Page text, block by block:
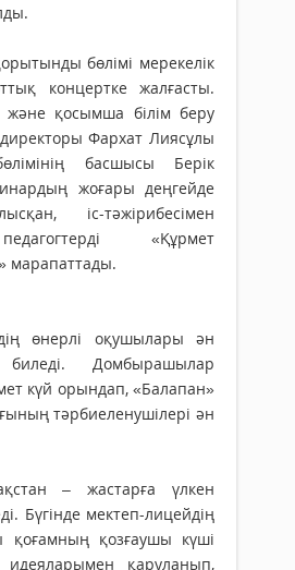
бөлімі мерекелік
концертке жалғасты.
және қосымша білім беру
Фархат Лиясұлы
басшысы Берік
жоғары деңгейде
іс-тәжірибесімен
«Құрмет
марапаттады.
өнерлі оқушылары ән
Домбырашылар
күй орындап, «Балапан»
тәрбиеленушілері ән
– жастарға үлкен
Бүгінде мектеп-лицейдің
қоғамның қозғаушы күші
идеяларымен қаруланып,